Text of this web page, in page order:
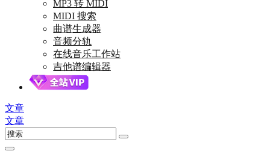
MP3 转 MIDI
MIDI 搜索
曲谱生成器
音频分轨
在线音乐工作站
吉他谱编辑器
文章
文章